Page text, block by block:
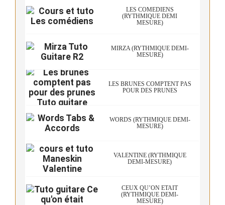
LES COMÉDIENS
(RYTHMIQUE DEMI
MESURE)
MIRZA (RYTHMIQUE DEMI-
MESURE)
LES BRUNES COMPTENT PAS
POUR DES PRUNES
WORDS (RYTHMIQUE DEMI-
MESURE)
VALENTINE (RYTHMIQUE
DEMI-MESURE)
CEUX QU’ON ÉTAIT
(RYTHMIQUE DEMI-
MESURE)